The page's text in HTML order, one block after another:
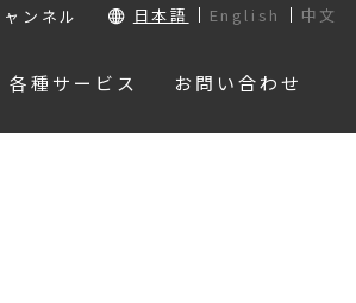
ンネル 日本語 English 中文
各種サービス お問い合わせ